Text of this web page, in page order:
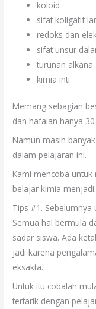
koloid
sifat koligatif
redoks dan
sifat unsur
turunan alkana
kimia inti
Memang sebagian
dan hafalan hanya
Namun masih
dalam pelajaran ini.
Kami mencoba
belajar kimia
Tips #1. Sebelumnya
Semua hal bermula
sadar siswa. Ada
jadi karena
eksakta.
Untuk itu cobalah
tertarik dengan